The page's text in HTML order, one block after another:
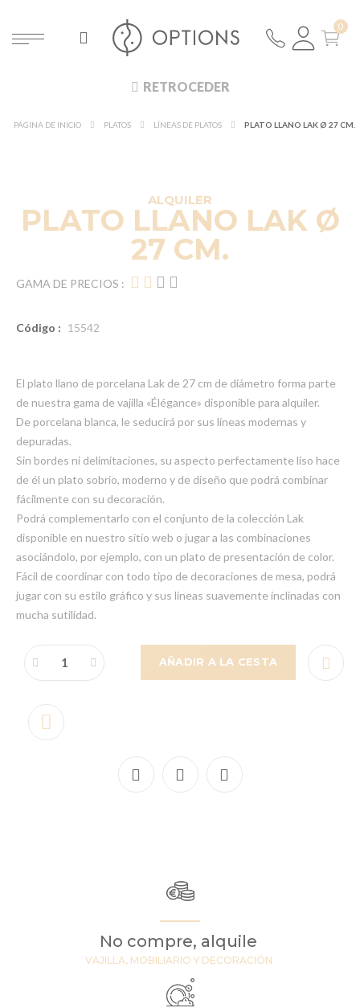
RETROCEDER
PÁGINA DE INICIO PLATOS LÍNEAS DE PLATOS PLATO LLANO LAK Ø 27 CM.
ALQUILER
PLATO LLANO LAK Ø
27 CM.
GAMA DE PRECIOS :
Código : 15542
El plato llano de porcelana Lak de 27 cm de diámetro forma parte
de nuestra gama de vajilla «Élégance» disponible para alquiler.
De porcelana blanca, le seducirá por sus líneas modernas y
depuradas.
Sin bordes ni delimitaciones, su aspecto perfectamente liso hace
de él un plato sobrio, moderno y de diseño que podrá combinar
fácilmente con su decoración.
Podrá complementarlo con el conjunto de la colección Lak
disponible en nuestro sitio web o jugar a las combinaciones
asociándolo, por ejemplo, con un plato de presentación de color.
Fácil de coordinar con todo tipo de decoraciones de mesa, podrá
jugar con su estilo gráfico y sus líneas suavemente inclinadas con
mucha sutilidad.
AÑADIR A LA CESTA
No compre, alquile
VAJILLA, MOBILIARIO Y DECORACIÓN